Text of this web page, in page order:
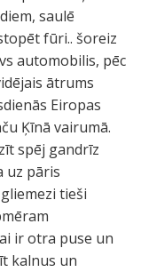
saulē
fūri.. šoreiz
automobilis, pēc
ātrums
Eiropas
Ķīnā vairumā.
spēj gandrīz
uz pāris
tieši
ir otra puse un
kalnus un